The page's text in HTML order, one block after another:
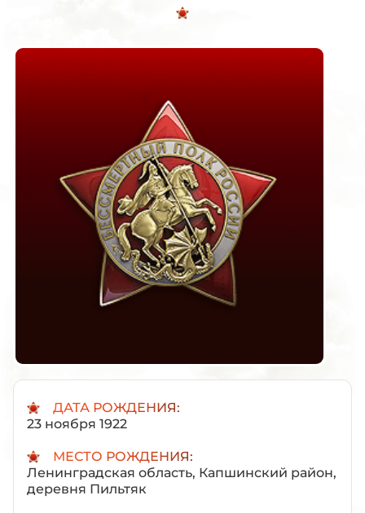
ДАТА РОЖДЕНИЯ:
23 ноября 1922
МЕСТО РОЖДЕНИЯ:
Ленинградская область, Капшинский район,
деревня Пильтяк